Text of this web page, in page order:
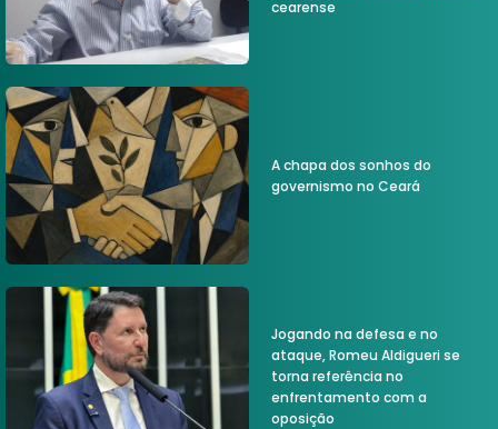
cearense
A chapa dos sonhos do
governismo no Ceará
Jogando na defesa e no
ataque, Romeu Aldigueri se
torna referência no
enfrentamento com a
oposição